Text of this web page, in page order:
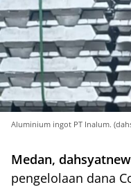
Aluminium ingot PT Inalum.
Medan,
pengelolaan dana